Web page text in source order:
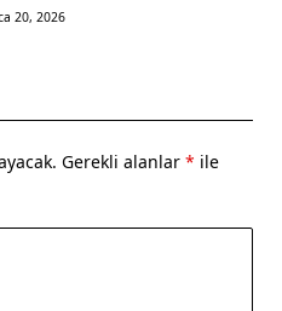
20, 2026
Gerekli alanlar * ile